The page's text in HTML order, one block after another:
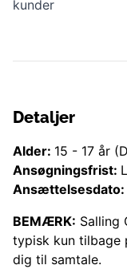
kunder
Detaljer
Alder: 15 - 17 år
Ansøgningsfrist:
Ansættelsesdato:
BEMÆRK: Salling
typisk kun tilbage
dig til samtale.